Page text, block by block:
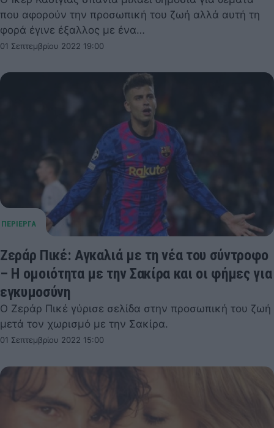
που αφορούν την προσωπική του ζωή αλλά αυτή τη
φορά έγινε έξαλλος με ένα…
01 Σεπτεμβρίου 2022 19:00
Ζεράρ Πικέ: Αγκαλιά με τη νέα του σύντροφο
– Η ομοιότητα με την Σακίρα και οι φήμες για
εγκυμοσύνη
Ο Ζεράρ Πικέ γύρισε σελίδα στην προσωπική του ζωή
μετά τον χωρισμό με την Σακίρα.
01 Σεπτεμβρίου 2022 15:00